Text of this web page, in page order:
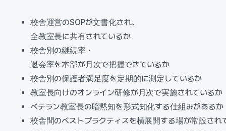
校舎運営のSOPが文書化され、
全教室長に共有されているか
校舎別の継続率・
退会率を本部が月次で把握できているか
校舎別の保護者満足度を定期的に測定しているか
教室長向けのオンライン研修が月次で実施されているか
ベテラン教室長の暗黙知を形式知化する仕組みがあるか
校舎間のベストプラクティスを横展開する場が常設され